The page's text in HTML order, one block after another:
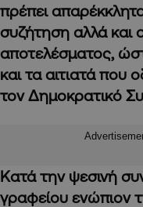
πρέπει
συζήτηση αλλά και
αποτελέσματος,
και τα αιτιατά
τον Δημοκρατικό
Κατά την ψεσινή
γραφείου ενώπιον